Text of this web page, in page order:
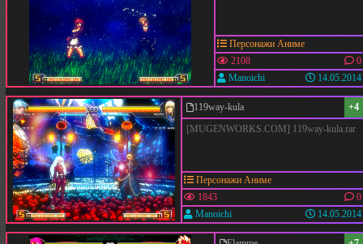
Персонажи Аниме
2108
0
Manoichi
14.05.2014
119way-kula
+4
[MUGENWORKS.COM] 119way-kula.rar
Персонажи Аниме
1843
0
Manoichi
14.05.2014